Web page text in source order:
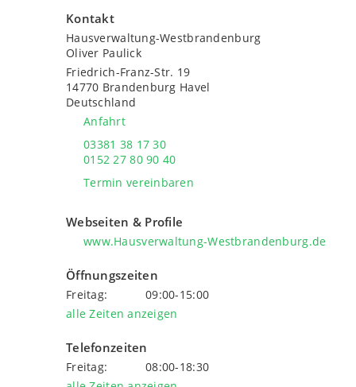
Kontakt
Hausverwaltung-Westbrandenburg
Oliver Paulick
Friedrich-Franz-Str. 19
14770 Brandenburg Havel
Deutschland
Anfahrt
03381 38 17 30
0152 27 80 90 40
Termin vereinbaren
Webseiten & Profile
www.Hausverwaltung-Westbrandenburg.de
Öffnungszeiten
Freitag:
09:00-15:00
alle Zeiten anzeigen
Telefonzeiten
Freitag:
08:00-18:30